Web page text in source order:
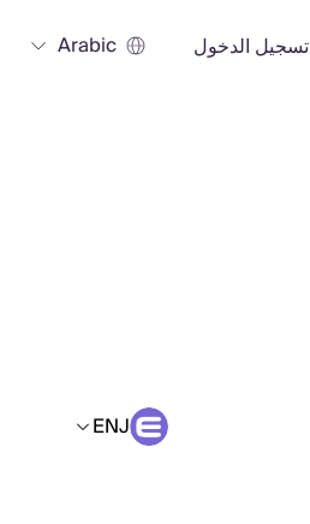
تسجيل الدخول Arabic
ENJ